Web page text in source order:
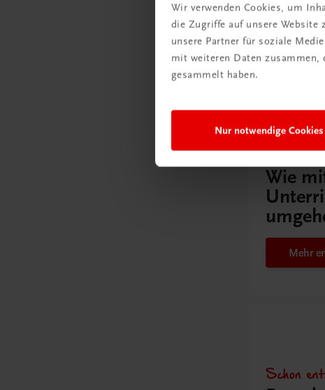
Wir verwenden Cookies, um
die Zugriffe auf unsere Website
unsere Partner für soziale
mit weiteren Daten
gesammelt haben.
Nur notwendige Cookies
Ratgeber
Wie
Mehr
Schon